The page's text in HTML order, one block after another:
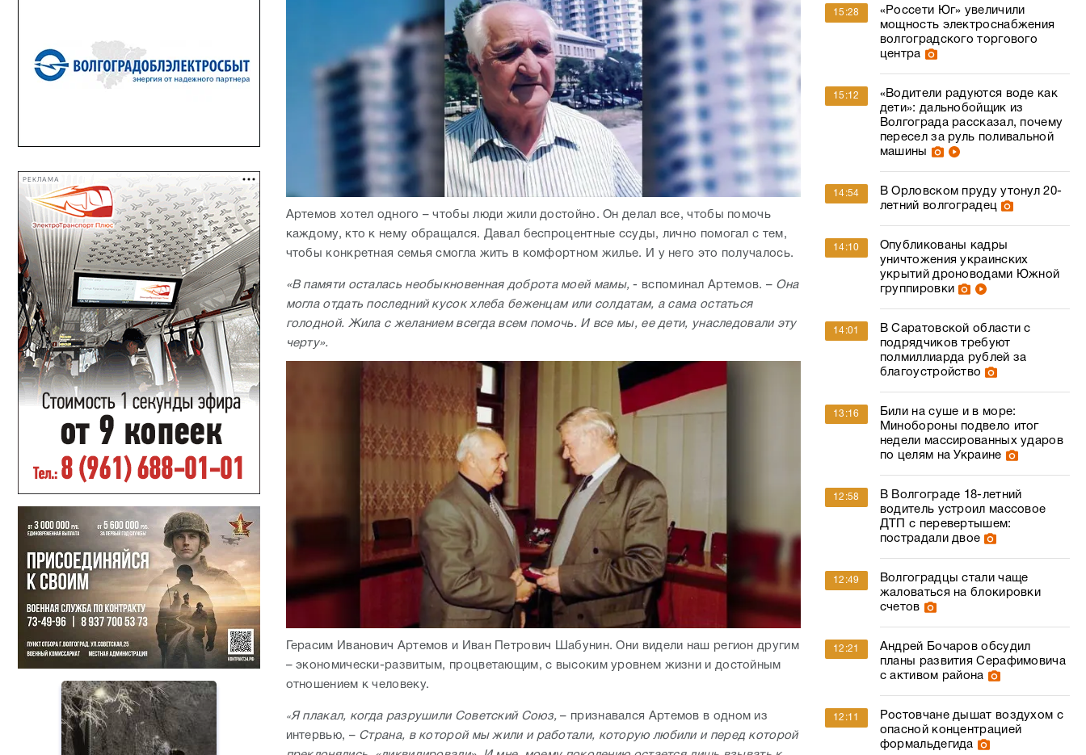
РЕКЛАМА
Артемов хотел одного – чтобы люди жили достойно. Он делал все, чтобы помочь
каждому, кто к нему обращался. Давал беспроцентные ссуды, лично помогал с тем,
чтобы конкретная семья смогла жить в комфортном жилье. И у него это получалось.
«В памяти осталась необыкновенная доброта моей мамы,- вспоминал Артемов. – Она
могла отдать последний кусок хлеба беженцам или солдатам, а сама остаться
голодной. Жила с желанием всегда всем помочь. И все мы, ее дети, унаследовали эту
черту».
Герасим Иванович Артемов и Иван Петрович Шабунин. Они видели наш регион другим
– экономически-развитым, процветающим, с высоким уровнем жизни и достойным
отношением к человеку.
«Я плакал, когда разрушили Советский Союз, – признавался Артемов в одном из
интервью, – Страна, в которой мы жили и работали, которую любили и перед которой
15:28
«Россети Юг» увеличили
мощность электроснабжения
волгоградского торгового
центра
15:12
«Водители радуются воде как
дети»: дальнобойщик из
Волгограда рассказал, почему
пересел за руль поливальной
машины
14:54
В Орловском пруду утонул 20-
летний волгоградец
14:10
Опубликованы кадры
уничтожения украинских
укрытий дроноводами Южной
группировки
14:01
В Саратовской области с
подрядчиков требуют
полмиллиарда рублей за
благоустройство
13:16
Били на суше и в море:
Минобороны подвело итог
недели массированных ударов
по целям на Украине
12:58
В Волгограде 18-летний
водитель устроил массовое
ДТП с перевертышем:
пострадали двое
12:49
Волгоградцы стали чаще
жаловаться на блокировки
счетов
12:21
Андрей Бочаров обсудил
планы развития Серафимовича
с активом района
12:11
Ростовчане дышат воздухом с
опасной концентрацией
формальдегида